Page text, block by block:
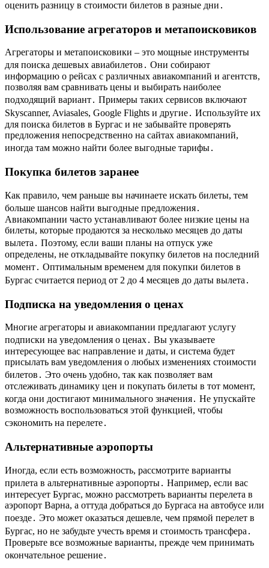
оценить разницу в стоимости билетов в разные дни․
Использование агрегаторов и метапоисковиков
Агрегаторы и метапоисковики – это мощные инструменты
для поиска дешевых авиабилетов․ Они собирают
информацию о рейсах с различных авиакомпаний и агентств,
позволяя вам сравнивать цены и выбирать наиболее
подходящий вариант․ Примеры таких сервисов включают
Skyscanner, Aviasales, Google Flights и другие․ Используйте их
для поиска билетов в Бургас и не забывайте проверять
предложения непосредственно на сайтах авиакомпаний,
иногда там можно найти более выгодные тарифы․
Покупка билетов заранее
Как правило, чем раньше вы начинаете искать билеты, тем
больше шансов найти выгодные предложения․
Авиакомпании часто устанавливают более низкие цены на
билеты, которые продаются за несколько месяцев до даты
вылета․ Поэтому, если ваши планы на отпуск уже
определены, не откладывайте покупку билетов на последний
момент․ Оптимальным временем для покупки билетов в
Бургас считается период от 2 до 4 месяцев до даты вылета․
Подписка на уведомления о ценах
Многие агрегаторы и авиакомпании предлагают услугу
подписки на уведомления о ценах․ Вы указываете
интересующее вас направление и даты, и система будет
присылать вам уведомления о любых изменениях стоимости
билетов․ Это очень удобно, так как позволяет вам
отслеживать динамику цен и покупать билеты в тот момент,
когда они достигают минимального значения․ Не упускайте
возможность воспользоваться этой функцией, чтобы
сэкономить на перелете․
Альтернативные аэропорты
Иногда, если есть возможность, рассмотрите варианты
прилета в альтернативные аэропорты․ Например, если вас
интересует Бургас, можно рассмотреть варианты перелета в
аэропорт Варна, а оттуда добраться до Бургаса на автобусе или
поезде․ Это может оказаться дешевле, чем прямой перелет в
Бургас, но не забудьте учесть время и стоимость трансфера․
Проверьте все возможные варианты, прежде чем принимать
окончательное решение․